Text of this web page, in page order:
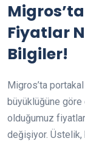
Fiyatlar
Bilgiler!
Migros’ta
büyüklüğüne
olduğumuz
değişiyor. Üstelik,